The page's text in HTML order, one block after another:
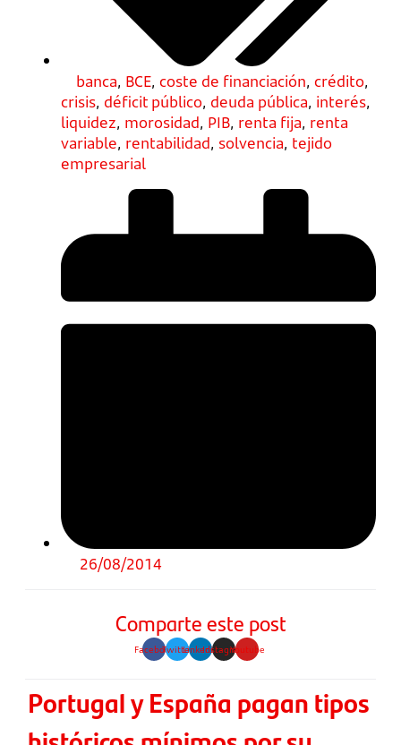
banca, BCE, coste de financiación, crédito,
crisis, déficit público, deuda pública, interés,
liquidez, morosidad, PIB, renta fija, renta
variable, rentabilidad, solvencia, tejido
empresarial
26/08/2014
Comparte este post
FacebookTwitterLinkedinInstagramYoutube
Portugal y España pagan tipos